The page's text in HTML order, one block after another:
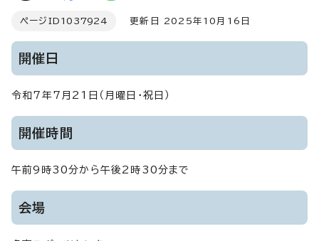
ページID 1037924 更新日 2025年10月16日
開催日
令和7年7月21日（月曜日・祝日）
開催時間
午前9時30分から午後2時30分まで
会場